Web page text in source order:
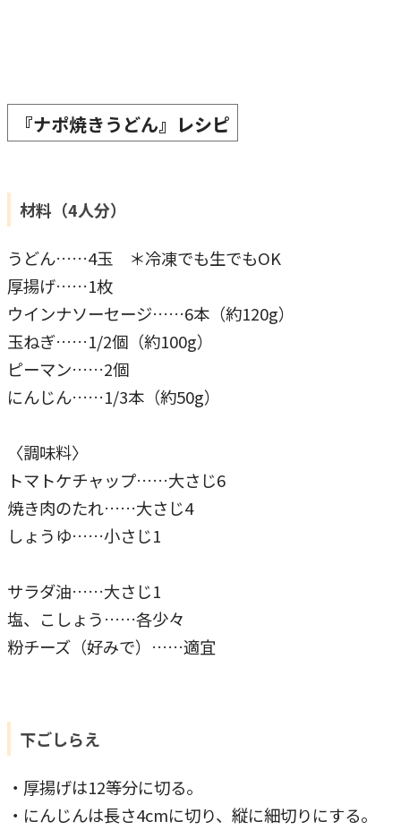
『ナポ焼きうどん』レシピ
材料（4人分）
うどん……4玉 ＊冷凍でも生でもOK
厚揚げ……1枚
ウインナソーセージ……6本（約120g）
玉ねぎ……1/2個（約100g）
ピーマン……2個
にんじん……1/3本（約50g）
〈調味料〉
トマトケチャップ……大さじ6
焼き肉のたれ……大さじ4
しょうゆ……小さじ1
サラダ油……大さじ1
塩、こしょう……各少々
粉チーズ（好みで）……適宜
下ごしらえ
・厚揚げは12等分に切る。
・にんじんは長さ4cmに切り、縦に細切りにする。